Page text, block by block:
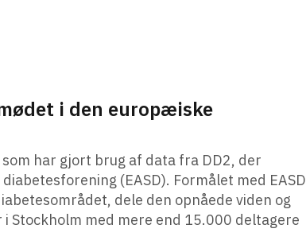
i den europæiske
har gjort brug af data fra DD2, der
(EASD). Formålet med EASD
dele den opnåede viden og
Stockholm med mere end 15.000 deltagere